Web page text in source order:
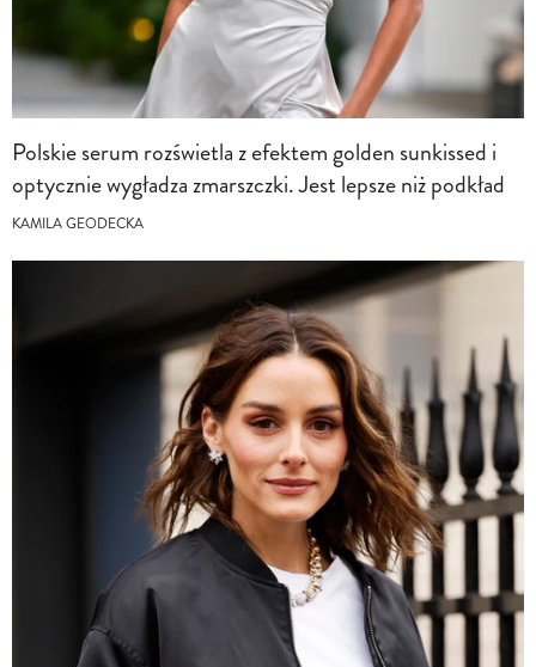
Polskie serum rozświetla z efektem golden sunkissed i
optycznie wygładza zmarszczki. Jest lepsze niż podkład
KAMILA GEODECKA